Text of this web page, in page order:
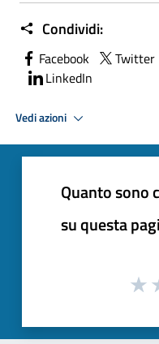
Condividi:
Facebook Twitter
LinkedIn
Vedi azioni
Quanto sono
su questa